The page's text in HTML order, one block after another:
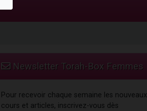
Newsletter Torah-Box Femmes
Pour recevoir chaque semaine les nouveaux
cours et articles, inscrivez-vous dès